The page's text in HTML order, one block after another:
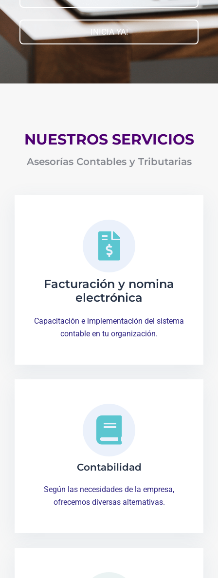
INICIA YA!
NUESTROS SERVICIOS
Asesorías Contables y Tributarias
Facturación y nomina
electrónica
Capacitación e implementación del sistema
contable en tu organización.
Contabilidad
Según las necesidades de la empresa,
ofrecemos diversas alternativas.